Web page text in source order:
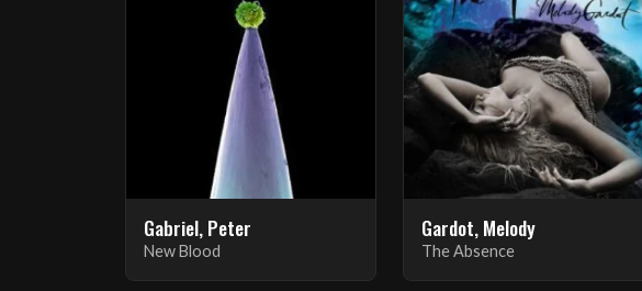
Gabriel, Peter
New Blood
Gardot, Melody
The Absence